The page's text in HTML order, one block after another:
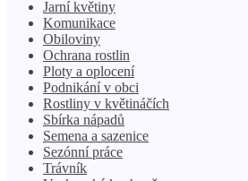
Jarní květiny
Komunikace
Obiloviny
Ochrana rostlin
Ploty a oplocení
Podnikání v obci
Rostliny v květináčích
Sbírka nápadů
Semena a sazenice
Sezónní práce
Trávník